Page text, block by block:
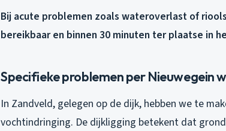
Bij acute problemen zoals wateroverlast of
bereikbaar en binnen 30 minuten ter plaatse in
Specifieke problemen per Nieuwegein
In Zandveld, gelegen op de dijk, hebben we te
vochtindringing. De dijkligging betekent dat